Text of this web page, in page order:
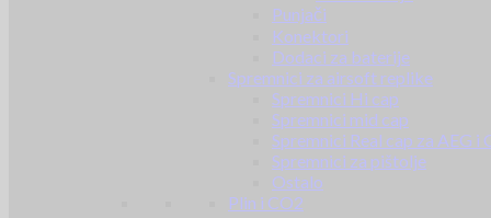
Punjači
Konektori
Dodaci za baterije
Spremnici za airsoft replike
Spremnici Hi cap
Spremnici mid cap
Spremnici Real cap za AEG i
Spremnici za pištolje
Ostalo
Plin i CO2